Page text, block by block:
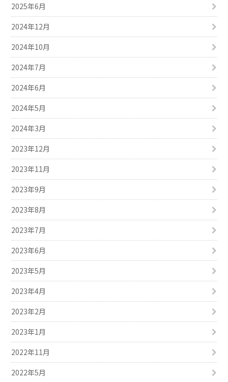
2025年6月
2024年12月
2024年10月
2024年7月
2024年6月
2024年5月
2024年3月
2023年12月
2023年11月
2023年9月
2023年8月
2023年7月
2023年6月
2023年5月
2023年4月
2023年2月
2023年1月
2022年11月
2022年5月